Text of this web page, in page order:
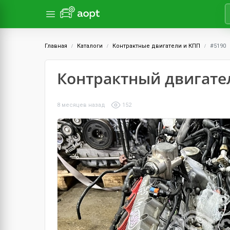
Главная Каталоги Контрактные двигатели и КПП #5190
Контрактный
8 месяцев назад 152